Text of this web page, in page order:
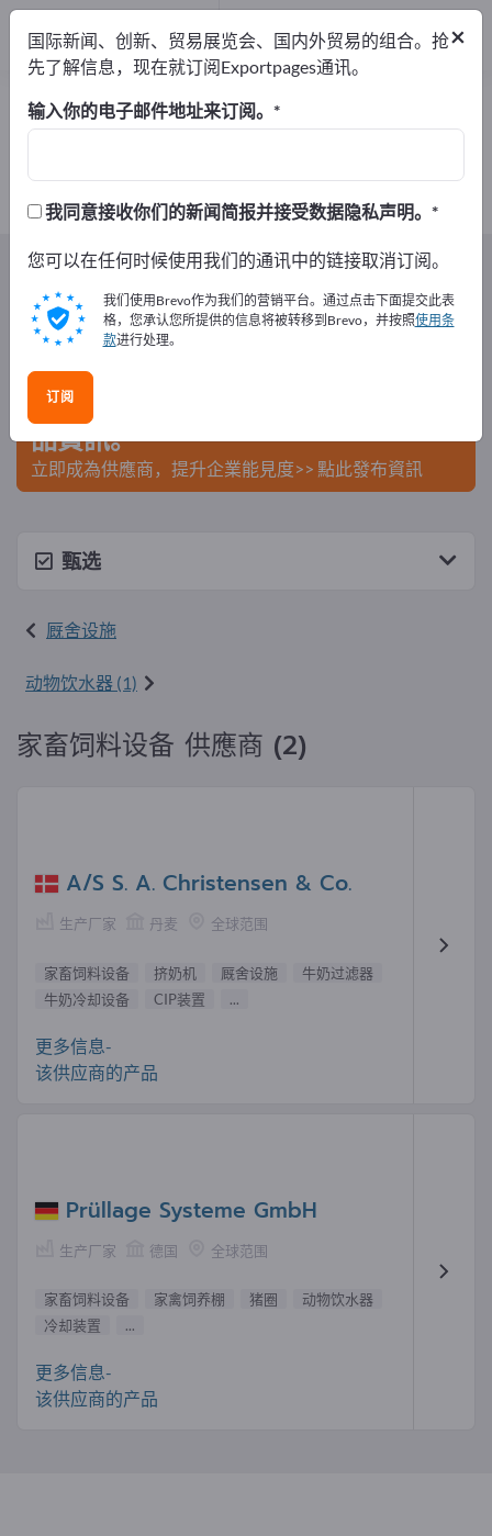
家畜饲料设备 – 查找制造商和供应商
2 2
出口商2
制造商2
Exportpages 农林业 厩舍设施 家畜饲料设备
在Exportpages免費刊登廣告！
在Exportpages上發布您的公司與產
品資訊。
立即成為供應商，提升企業能見度>> 點此發布資訊
甄选
厩舍设施
动物饮水器 (1)
家畜饲料设备 供應商 (2)
A/S S. A. Christensen & Co.
生产厂家 丹麦 全球范围
家畜饲料设备 挤奶机 厩舍设施
牛奶过滤器
牛奶冷却设备
CIP装置 ...
更多信息-
该供应商的产品
Prüllage Systeme GmbH
生产厂家 德国 全球范围
家畜饲料设备 家禽饲养棚 猪圈
动物饮水器
冷却装置
...
更多信息-
该供应商的产品
×
国际新闻、创新、贸易展览会、国内外贸易的组合。抢
先了解信息，现在就订阅Exportpages通讯。
输入你的电子邮件地址来订阅。
我同意接收你们的新闻简报并接受数据隐私声明。
您可以在任何时候使用我们的通讯中的链接取消订阅。
我们使用Brevo作为我们的营销平台。通过点击下面提交此表
格，您承认您所提供的信息将被转移到Brevo，并按照使用条
款进行处理。
订阅